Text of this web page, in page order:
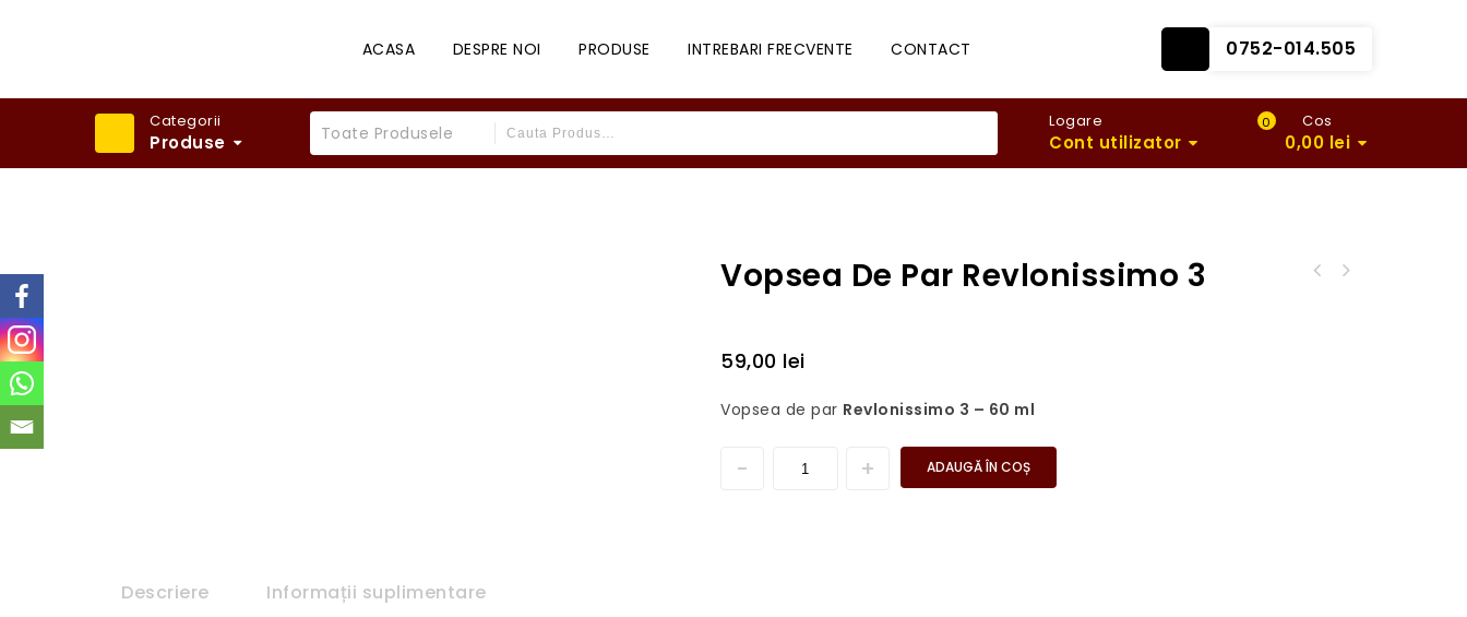
ACASA DESPRE NOI PRODUSE INTREBARI FRECVENTE CONTACT 0752-014.505
Categorii
Produse Toate Produsele
Logare
Cont utilizator
0 Cos
0,00 lei
Vopsea De Par Revlonissimo 3
59,00 lei
Vopsea de par Revlonissimo 3 – 60 ml
ADAUGĂ ÎN COȘ
Descriere Informații suplimentare